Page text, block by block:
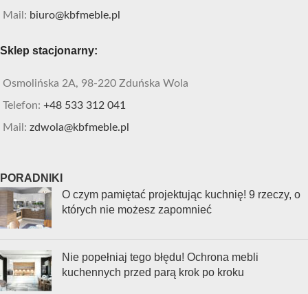
Mail: biuro@kbfmeble.pl
Sklep stacjonarny:
Osmolińska 2A, 98-220 Zduńska Wola
Telefon: +48 533 312 041
Mail: zdwola@kbfmeble.pl
PORADNIKI
O czym pamiętać projektując kuchnię! 9 rzeczy, o
których nie możesz zapomnieć
Nie popełniaj tego błędu! Ochrona mebli
kuchennych przed parą krok po kroku